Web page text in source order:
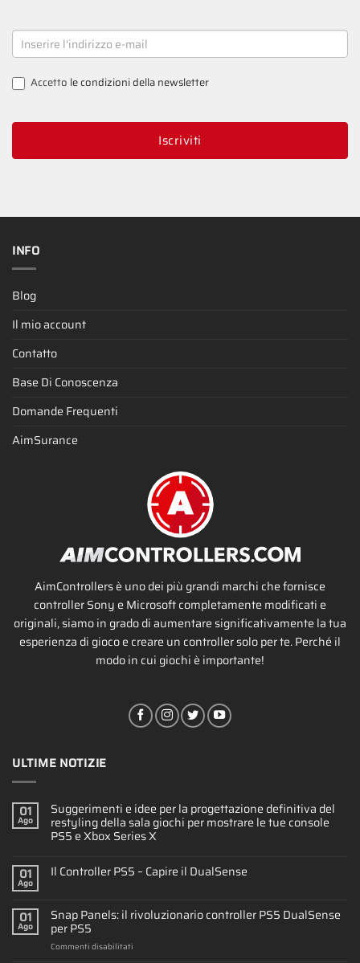
NEWSLETTER
SIGNUP
Accetto le condizioni della newsletter
Iscriviti
INFO
Blog
Il mio account
Contatto
Base Di Conoscenza
Domande Frequenti
AimSurance
AimControllers è uno dei più grandi marchi che fornisce
controller Sony e Microsoft completamente modificati e
originali, siamo in grado di aumentare significativamente la tua
esperienza di gioco e creare un controller solo per te. Perché il
modo in cui giochi è importante!
ULTIME NOTIZIE
01
Ago
Suggerimenti e idee per la progettazione definitiva del
restyling della sala giochi per mostrare le tue console
PS5 e Xbox Series X
01
Ago
Il Controller PS5 – Capire il DualSense
01
Ago
Snap Panels: il rivoluzionario controller PS5 DualSense
per PS5
Commenti disabilitati